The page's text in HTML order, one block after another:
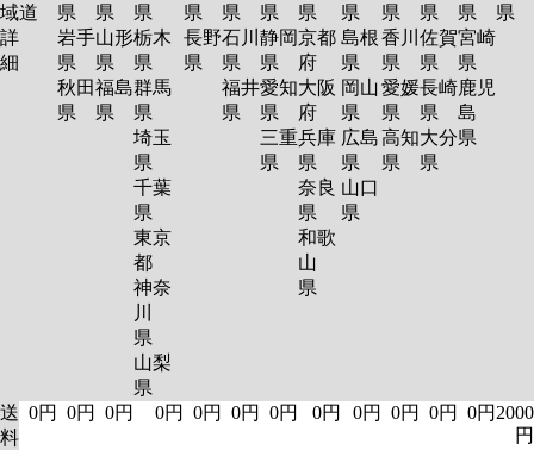
域
詳
細
道 県
岩手
県
秋田
県
県
山形
県
福島
県
県
栃木
県
群馬
県
埼玉
県
千葉
県
東京
都
神奈
川
県
山梨
県
県
長野
県
県
石川
県
福井
県
県
静岡
県
愛知
県
三重
県
県
京都
府
大阪
府
兵庫
県
奈良
県
和歌
山
県
県
島根
県
岡山
県
広島
県
山口
県
県
香川
県
愛媛
県
高知
県
県
佐賀
県
長崎
県
大分
県
県
宮崎
県
鹿児
島
県
県
送
料
0円 0円 0円 0円 0円 0円 0円 0円 0円 0円 0円 0円 2000
円